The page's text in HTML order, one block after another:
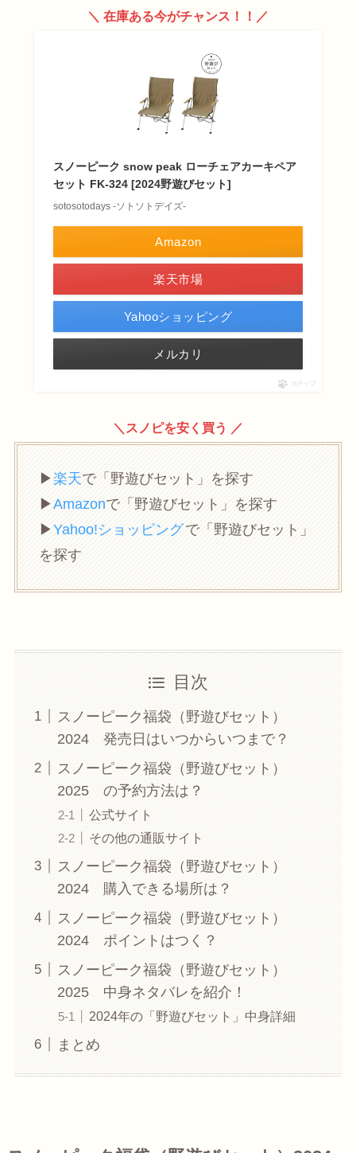
＼ 在庫ある今がチャンス！！／
スノーピーク snow peak ローチェアカーキペア
セット FK-324 [2024野遊びセット]
sotosotodays -ソトソトデイズ-
Amazon
楽天市場
Yahooショッピング
メルカリ
ポチップ
＼スノピを安く買う ／
▶︎楽天で「野遊びセット」を探す
▶︎Amazonで「野遊びセット」を探す
▶︎Yahoo!ショッピングで「野遊びセット」
を探す
目次
スノーピーク福袋（野遊びセット）
2024 発売日はいつからいつまで？
スノーピーク福袋（野遊びセット）
2025 の予約方法は？
公式サイト
その他の通販サイト
スノーピーク福袋（野遊びセット）
2024 購入できる場所は？
スノーピーク福袋（野遊びセット）
2024 ポイントはつく？
スノーピーク福袋（野遊びセット）
2025 中身ネタバレを紹介！
2024年の「野遊びセット」中身詳細
まとめ